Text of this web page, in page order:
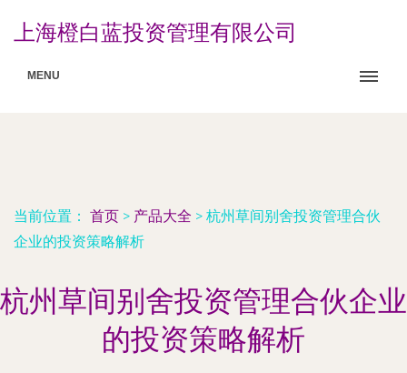
上海橙白蓝投资管理有限公司
MENU
当前位置： 首页 > 产品大全 > 杭州草间别舍投资管理合伙
企业的投资策略解析
杭州草间别舍投资管理合伙企业
的投资策略解析